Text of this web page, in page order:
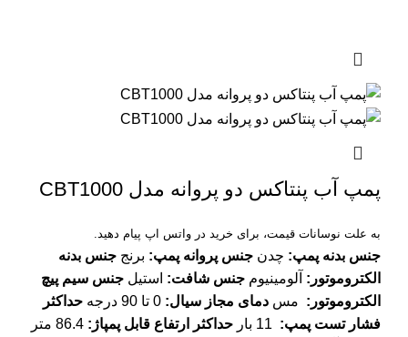
پمپ آب پنتاکس دو پروانه مدل CBT1000
به علت نوسانات قیمت، برای خرید در واتس اپ پیام دهید.
جنس بدنه پمپ: چدن جنس پروانه پمپ: برنج جنس بدنه
الکتروموتور : آلومینیوم جنس شافت: استیل جنس سیم پیچ
الکتروموتور : مس دمای مجاز سیال:
حداکثر
فشار تست پمپ: حداکثر ارتفاع قابل پمپاژ :